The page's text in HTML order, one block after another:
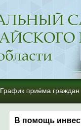
График приёма граждан
В помощь